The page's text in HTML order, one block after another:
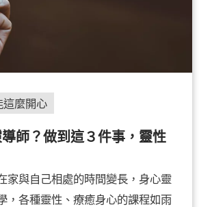
這麼開心
師？做到這３件事，靈性
家與自己相處的時間變長，身心靈
，各種靈性、療癒身心的課程如雨